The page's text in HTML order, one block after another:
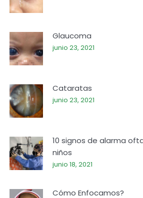
Glaucoma
junio 23, 2021
Cataratas
junio 23, 2021
10 signos de alarma
niños
junio 18, 2021
Cómo Enfocamos?